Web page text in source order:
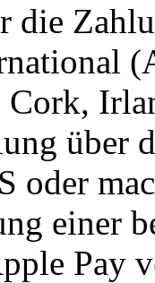
die
über
oder
einer
Pay